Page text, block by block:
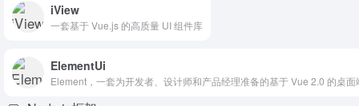
iView
一套基于 Vue.js 的高质量 UI 组件库
ElementUi
Element，一套为开发者、设计师和产品经理准备的基于 Vue 2.0 的桌面